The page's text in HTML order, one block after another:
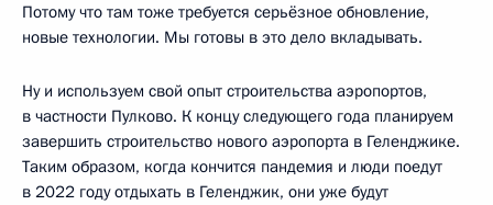
Потому что там тоже требуется серьёзное обновление,
новые технологии. Мы готовы в это дело вкладывать.
Ну и используем свой опыт строительства аэропортов,
в частности Пулково. К концу следующего года планируем
завершить строительство нового аэропорта в Геленджике.
Таким образом, когда кончится пандемия и люди поедут
в 2022 году отдыхать в Геленджик, они уже будут